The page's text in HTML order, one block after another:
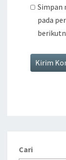
Simpan
pada
Cari